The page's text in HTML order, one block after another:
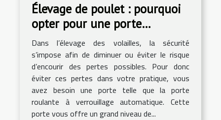
Élevage de poulet : pourquoi
opter pour une porte
roulante à verrouillage
automatique ?
Dans l’élevage des volailles, la sécurité
s’impose afin de diminuer ou éviter le risque
d’encourir des pertes possibles. Pour donc
éviter ces pertes dans votre pratique, vous
avez besoin une porte telle que la porte
roulante à verrouillage automatique. Cette
porte vous offre un grand niveau de...